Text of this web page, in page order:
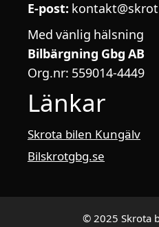
E-post:
Med vänlig hälsning
Bilbärgning Gbg AB
Org.nr: 559014-4449
Länkar
Skrota bilen Kungälv
Bilskrotgbg.se
© 2025 Skrota